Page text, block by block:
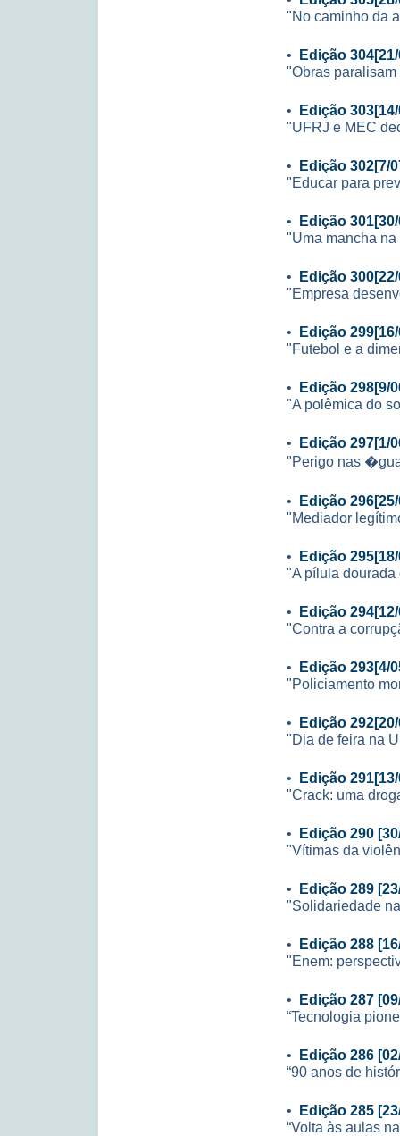
"No caminho da
• Edição
"Obras
• Edição
"UFRJ e MEC
• Edição 302[7/
"Educar para
• Edição
"Uma mancha
• Edição
"Empresa
• Edição
"Futebol e a
• Edição 298[9/
"A polêmica do
• Edição 297[1/
"Perigo nas
• Edição
"Mediador
• Edição
"A pílula dourada
• Edição
"Contra a
• Edição 293[4/
"Policiamento
• Edição
"Dia de feira na
• Edição
"Crack: uma
• Edição 290
"Vítimas da
• Edição 289
"Solidariedade
• Edição 288
"Enem:
• Edição 287
“Tecnologia
• Edição 286
“90 anos de
• Edição 285
“Volta às aulas